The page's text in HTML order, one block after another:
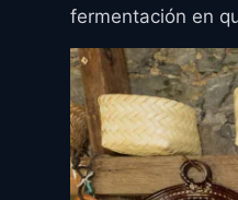
fermentación en